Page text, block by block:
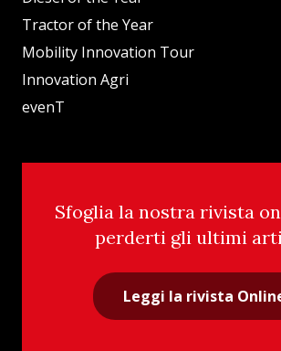
Tractor of the Year
Mobility Innovation Tour
Innovation Agri
evenT
Sfoglia la nostra rivista
perderti gli ultimi
Leggi la rivista